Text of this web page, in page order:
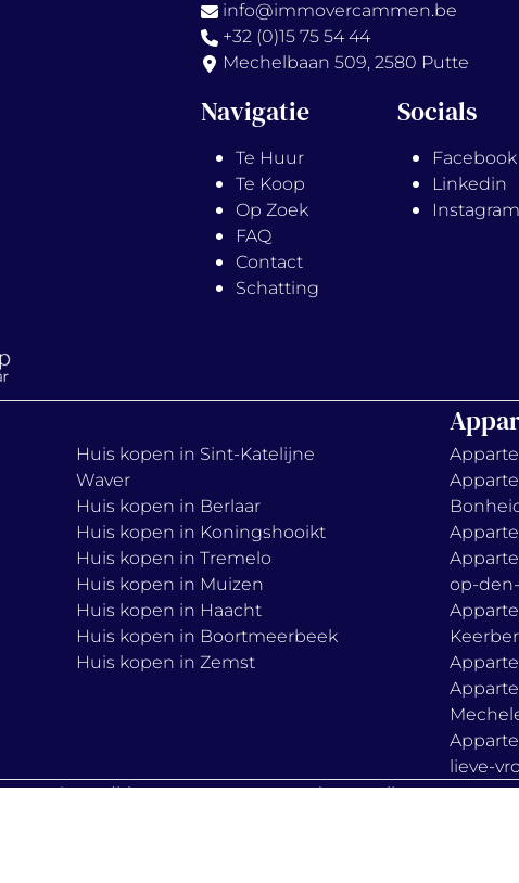
info@immovercammen.be
+32 (0)15 75 54 44
Mechelbaan 509, 2580 Putte
Navigatie
Te Huur
Te Koop
Op Zoek
FAQ
Contact
Schatting
Socials
Facebook
Linkedin
Instagram
Huis kopen in Sint-Katelijne
Waver
Huis kopen in Berlaar
Huis kopen in Koningshooikt
Huis kopen in Tremelo
Huis kopen in Muizen
Huis kopen in Haacht
Huis kopen in Boortmeerbeek
Huis kopen in Zemst
op-
lieve-
terms & conditions privacy policy